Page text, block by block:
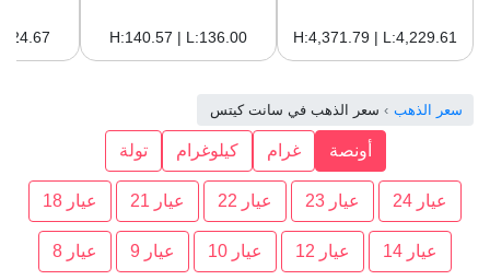
H:4,371.79 | L:4,229.61
H:140.57 | L:136.00
سعر الذهب سعر الذهب في سانت كيتس
أونصة غرام كيلوغرام تولة
عيار 24 عيار 23 عيار 22 عيار 21 عيار 18
عيار 14 عيار 12 عيار 10 عيار 9 عيار 8